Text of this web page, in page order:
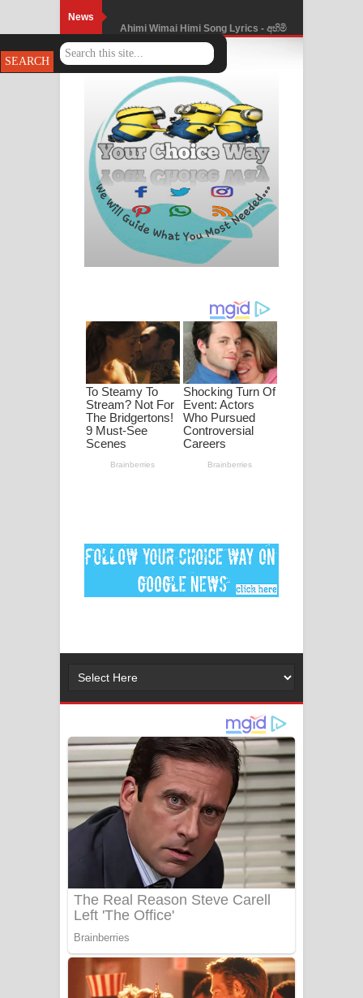
News
විමයි හිමි ගීතයේ පද පෙළ
Mathaka Parana Song Lyrics - මතක
පාරනා ගීතයේ පද පෙළ
Nimnadhen Song Lyrics - නිම්නාදෙන්
ගීතයේ පද පෙළ
Obamai Mage Adare Song Lyrics -
ඔබමයි මගේ ආදරේ ගීතයේ පද පෙළ
ගීතයේ පද පෙළ
Ankeliya Song Lyrics - අංකෙළිය ගීතයේ
පද පෙළ
DEAR GOD Song Lyrics - ඩියර් ගෝඩ්
ගීතයේ පද පෙළ
Dai Dai Lyrics - Shakira, Burna Boy |
2026 football world cup song lyrics
Niwuna Numba Hinda Song Lyrics -
නිවුනා නුඹ හින්දා ගීතයේ පද පෙළ
Numba Dun Aadare Song Lyrics - නුඹ
දුන් ආදරේ ගීතයේ පද පෙළ
Liyamuda Dan Anagathe Song Lyrics
- ලියමුද දැන් අනාගතේ ගීතයේ පද පෙළ
Doni Song Lyrics - දෝණි ගීතයේ පද